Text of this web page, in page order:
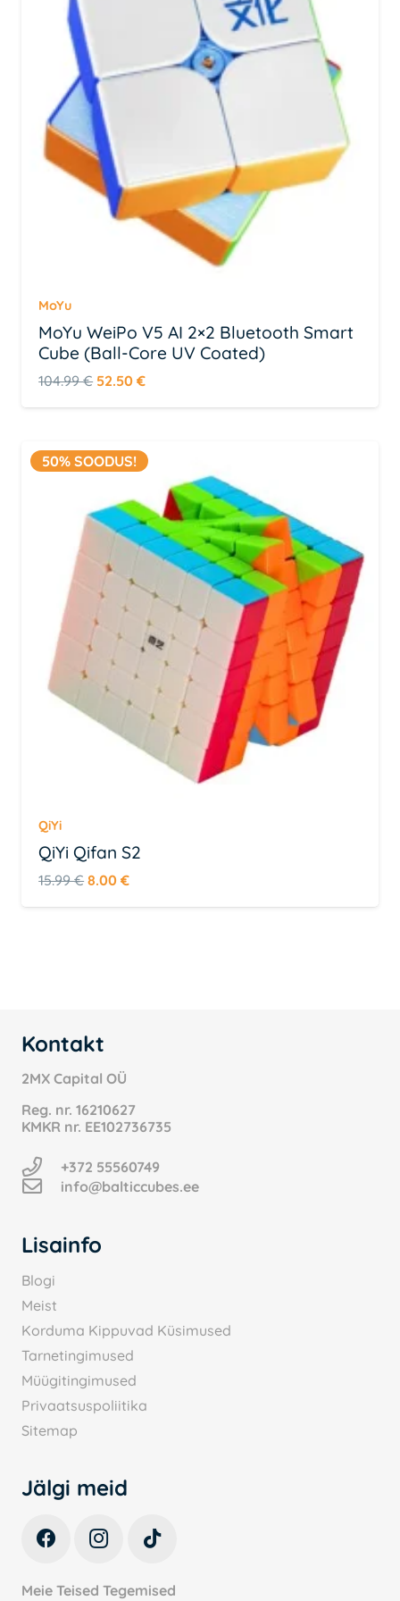
MoYu
MoYu WeiPo V5 AI 2×2 Bluetooth Smart
Cube (Ball-Core UV Coated)
104.99€ Algne
hind
104.99 €.
52.50€Praegune
hind
52.50 €.
50% SOODUS!
QiYi
QiYi Qifan S2
15.99€ Algne
hind
8.00€Praegune
hind
Kontakt
2MX Capital OÜ
Reg. nr. 16210627
KMKR nr. EE102736735
+372 55560749
info@balticcubes.ee
Lisainfo
Blogi
Meist
Korduma Kippuvad Küsimused
Tarnetingimused
Müügitingimused
Privaatsuspoliitika
Sitemap
Jälgi meid
Meie Teised Tegemised